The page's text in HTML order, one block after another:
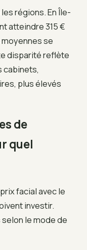
régions. En Île-
atteindre 315 €
moyennes se
disparité reflète
cabinets,
plus élevés
de
quel
facial avec le
investir.
le mode de